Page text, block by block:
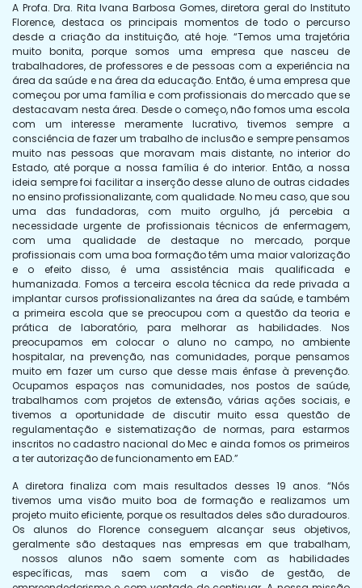
A Profa. Dra. Rita Ivana Barbosa Gomes, diretora geral do Instituto
Florence, destaca os principais momentos de todo o percurso
desde a criação da instituição, até hoje. “Temos uma trajetória
muito bonita, porque somos uma empresa que nasceu de
trabalhadores, de professores e de pessoas com a experiência na
área da saúde e na área da educação. Então, é uma empresa que
começou por uma família e com profissionais do mercado que se
destacavam nesta área. Desde o começo, não fomos uma escola
com um interesse meramente lucrativo, tivemos sempre a
consciência de fazer um trabalho de inclusão e sempre pensamos
muito nas pessoas que moravam mais distante, no interior do
Estado, até porque a nossa família é do interior. Então, a nossa
ideia sempre foi facilitar a inserção desse aluno de outras cidades
no ensino profissionalizante, com qualidade. No meu caso, que sou
uma das fundadoras, com muito orgulho, já percebia a
necessidade urgente de profissionais técnicos de enfermagem,
com uma qualidade de destaque no mercado, porque
profissionais com uma boa formação têm uma maior valorização
e o efeito disso, é uma assistência mais qualificada e
humanizada. Fomos a terceira escola técnica da rede privada a
implantar cursos profissionalizantes na área da saúde, e também
a primeira escola que se preocupou com a questão da teoria e
prática de laboratório, para melhorar as habilidades. Nos
preocupamos em colocar o aluno no campo, no ambiente
hospitalar, na prevenção, nas comunidades, porque pensamos
muito em fazer um curso que desse mais ênfase à prevenção.
Ocupamos espaços nas comunidades, nos postos de saúde,
trabalhamos com projetos de extensão, várias ações sociais, e
tivemos a oportunidade de discutir muito essa questão de
regulamentação e sistematização de normas, para estarmos
inscritos no cadastro nacional do Mec e ainda fomos os primeiros
a ter autorização de funcionamento em EAD.”
A diretora finaliza com mais resultados desses 19 anos. “Nós
tivemos uma visão muito boa de formação e realizamos um
projeto muito eficiente, porque os resultados deles são duradouros.
Os alunos do Florence conseguem alcançar seus objetivos,
geralmente são destaques nas empresas em que trabalham,
nossos alunos não saem somente com as habilidades
específicas, mas saem com a visão de gestão, de